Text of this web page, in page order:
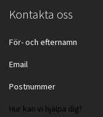
Kontakta oss